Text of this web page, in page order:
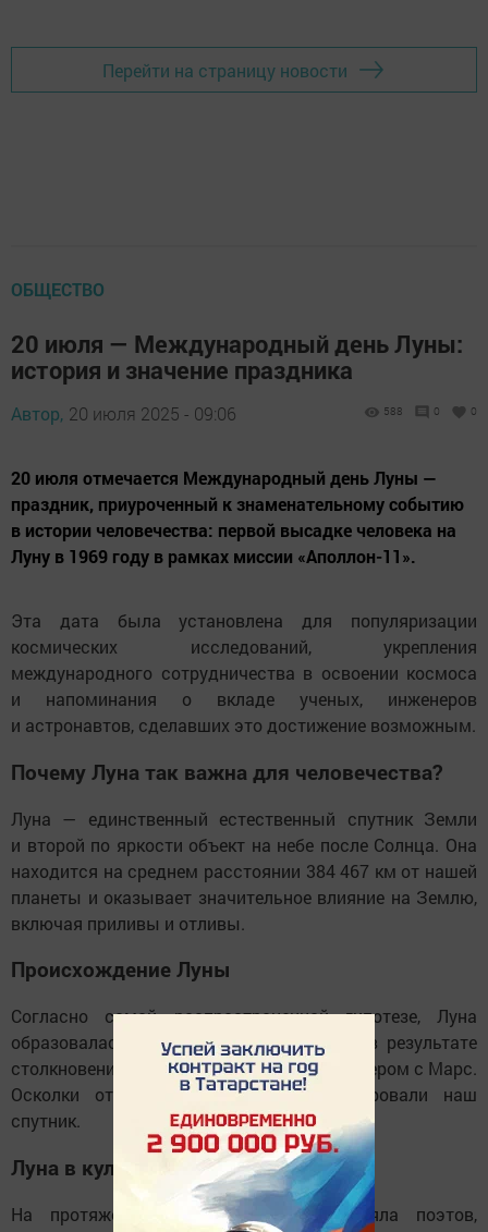
Перейти на страницу новости
ОБЩЕСТВО
20 июля — Международный день Луны:
история и значение праздника
Автор, 20 июля 2025 - 09:06 588 0 0
20 июля отмечается Международный день Луны —
праздник, приуроченный к знаменательному событию
в истории человечества: первой высадке человека на
Луну в 1969 году в рамках миссии «Аполлон-11».
Эта дата была установлена для популяризации
космических исследований, укрепления
международного сотрудничества в освоении космоса
и напоминания о вкладе ученых, инженеров
и астронавтов, сделавших это достижение возможным.
Почему Луна так важна для человечества?
Луна — единственный естественный спутник Земли
и второй по яркости объект на небе после Солнца. Она
находится на среднем расстоянии 384 467 км от нашей
планеты и оказывает значительное влияние на Землю,
включая приливы и отливы.
Происхождение Луны
Согласно самой распространенной гипотезе, Луна
образовалась около 4,5 млрд лет назад в результате
столкновения Земли с планетой Тейя, размером с Марс.
Осколки от этого катаклизма сформировали наш
спутник.
Луна в культуре и науке
На протяжении веков Луна вдохновляла поэтов,